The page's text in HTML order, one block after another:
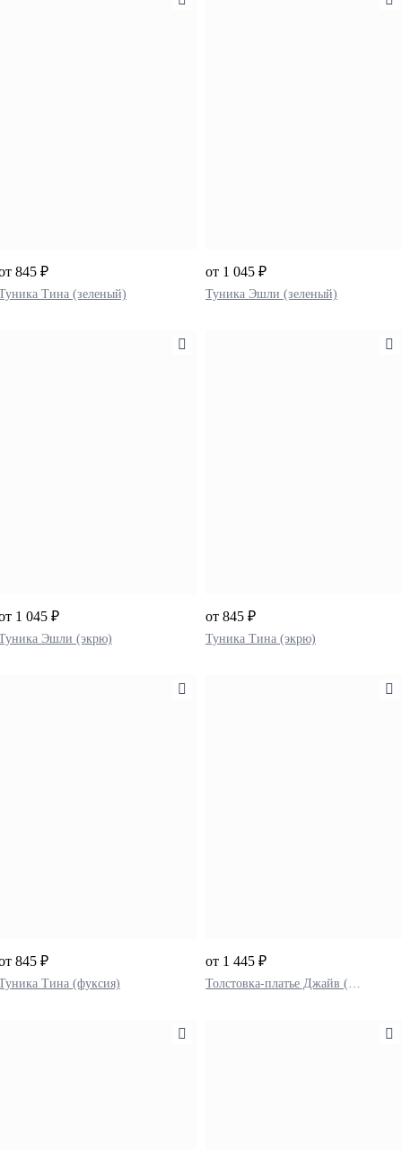
Тина (зеленый)
845 ₽
Туника Эшли (зеленый)
от 1 045 ₽
Эшли (экрю)
1 045 ₽
Туника Тина (экрю)
от 845 ₽
Тина (фуксия)
845 ₽ от 1 445 ₽